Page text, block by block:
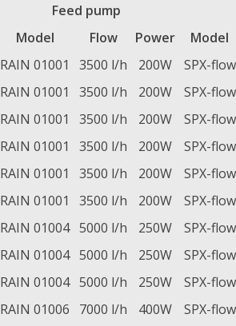
Feed pump
Model
Flow Power
Model
RAIN 01001 3500 l/h 200W
SPX-flow
RAIN 01001 3500 l/h 200W
SPX-flow
RAIN 01001 3500 l/h 200W
SPX-flow
RAIN 01001 3500 l/h 200W
SPX-flow
RAIN 01001 3500 l/h 200W
SPX-flow
RAIN 01001 3500 l/h 200W
SPX-flow
RAIN 01004 5000 l/h 250W
SPX-flow
RAIN 01004 5000 l/h 250W
SPX-flow
RAIN 01004 5000 l/h 250W
SPX-flow
RAIN 01006 7000 l/h 400W
SPX-flow